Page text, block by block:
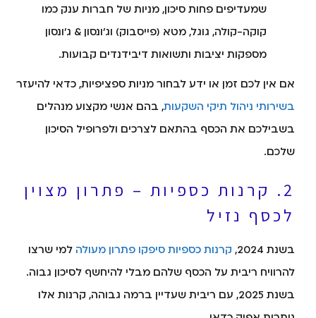
שמעדיפים פחות סיכון, מניות של חברות ענק כמו
קוקה-קולה, גוגל, מטא (פייסבוק) וג'ונסון & ג'ונסון
מספקות יציבות ותשואות דיבידנדים קבועות.
אם אין לכם זמן או ידע לבחור מניות ספציפיות, כדאי להיעזר
בשירותי ניהול תיקי השקעות, בהם אנשי מקצוע מנהלים
בשבילכם את הכסף בהתאם לצרכים ולפרופיל הסיכון
שלכם.
2. קרנות כספיות – פתרון מצוין
לכסף נזיל
בשנת 2024, קרנות כספיות סיפקו פתרון מעולה למי שרצו
להרוויח ריבית על הכסף שלהם מבלי להיחשף לסיכון גבוה.
בשנת 2025, עם ריבית שעדיין ברמה גבוהה, קרנות אלו